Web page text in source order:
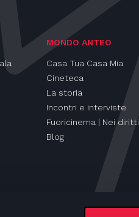
MONDO ANTEO
Casa Tua Casa Mia
Cineteca
La storia
Incontri e interviste
Fuoricinema | Nei diritti
Blog